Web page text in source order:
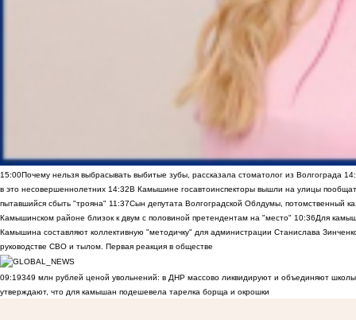
15:00Почему нельзя выбрасывать выбитые зубы, рассказала стоматолог из Волгограда
в это несовершеннолетних 14:32В Камышине госавтоинспекторы вышли на улицы
пытавшийся сбыть "трояна" 11:37Сын депутата Волгоградской Облдумы, потомственный
Камышинском районе близок к двум с половиной претендентам на "место" 10:36Для
Камышина составляют коллективную "методичку" для администрации Станислава
руководстве СВО и тылом. Первая реакция в обществе
09:19349 млн рублей ценой увольнений: в ДНР массово ликвидируют и объединяют
утверждают, что для камышан подешевела тарелка борща и окрошки